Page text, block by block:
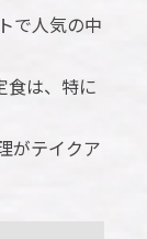
で人気の中
食は、特に
がテイクア